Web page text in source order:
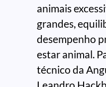
animais
grandes,
desempenho
estar animal.
técnico da